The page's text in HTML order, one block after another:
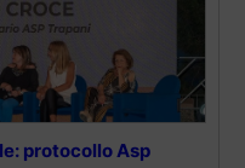
protocollo Asp